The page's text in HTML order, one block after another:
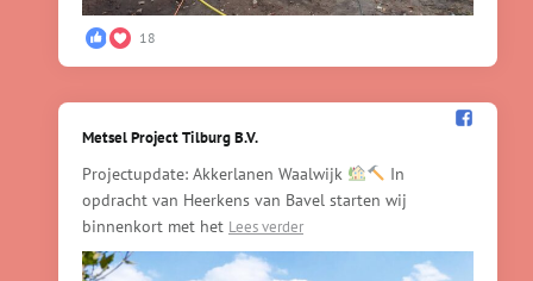
18
Metsel Project Tilburg B.V.️
Projectupdate: Akkerlanen Waalwijk
In
opdracht van Heerkens van Bavel starten wij
binnenkort met het Lees verder